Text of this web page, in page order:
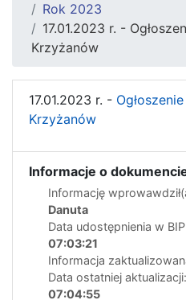
Rok 2023
17.01.2023 r. -
Krzyżanów
17.01.2023 r. -
Krzyżanów
Informacje o
Informację
Danuta
Data udostępnienia w
07:03:21
Informacja
Data ostatniej aktualizacji:
07:04:55